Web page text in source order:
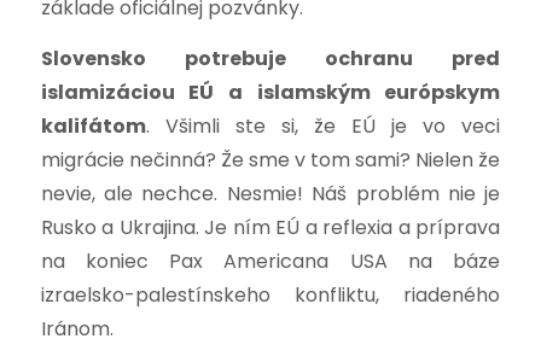
základe oficiálnej pozvánky.
Slovensko potrebuje ochranu pred
islamizáciou EÚ a islamským európskym
kalifátom. Všimli ste si, že EÚ je vo veci
migrácie nečinná? Že sme v tom sami? Nielen že
nevie, ale nechce. Nesmie! Náš problém nie je
Rusko a Ukrajina. Je ním EÚ a reflexia a príprava
na koniec Pax Americana USA na báze
izraelsko-palestínskeho konfliktu, riadeného
Iránom.